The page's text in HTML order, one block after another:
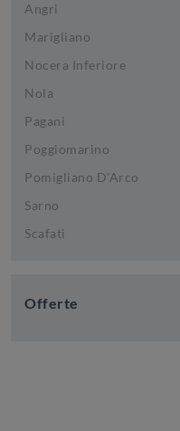
Angri
Marigliano
Nocera Inferiore
Nola
Pagani
Poggiomarino
Pomigliano D'Arco
Sarno
Scafati
Offerte